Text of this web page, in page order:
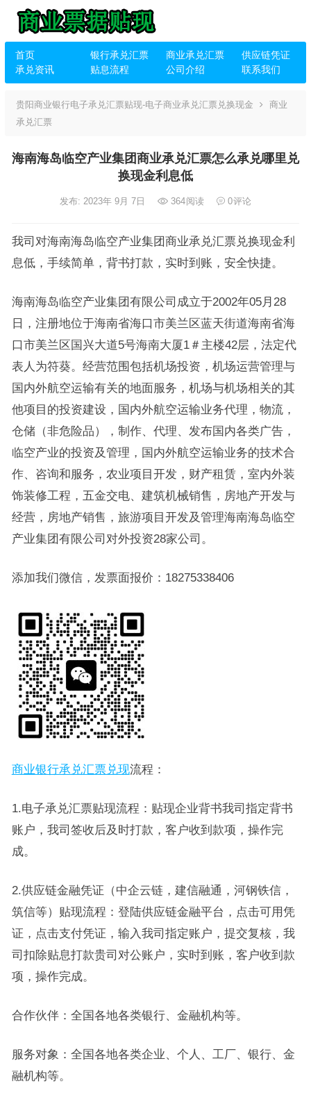
首页 银行承兑汇票 商业承兑汇票
供应链凭证
承兑资讯
贴息流程 公司介绍 联系我们
贵阳商业银行电子承兑汇票贴现-电子商业承兑汇票兑换现金
商业
承兑汇票
海南海岛临空产业集团商业承兑汇票怎么承兑哪里兑
换现金利息低
发布: 2023年 9月 7日 364阅读 0评论
我司对海南海岛临空产业集团商业承兑汇票兑换现金利
息低，手续简单，背书打款，实时到账，安全快捷。
海南海岛临空产业集团有限公司成立于2002年05月28
日，注册地位于海南省海口市美兰区蓝天街道海南省海
口市美兰区国兴大道5号海南大厦1＃主楼42层，法定代
表人为符葵。经营范围包括机场投资，机场运营管理与
国内外航空运输有关的地面服务，机场与机场相关的其
他项目的投资建设，国内外航空运输业务代理，物流，
仓储（非危险品），制作、代理、发布国内各类广告，
临空产业的投资及管理，国内外航空运输业务的技术合
作、咨询和服务，农业项目开发，财产租赁，室内外装
饰装修工程，五金交电、建筑机械销售，房地产开发与
经营，房地产销售，旅游项目开发及管理海南海岛临空
产业集团有限公司对外投资28家公司。
添加我们微信，发票面报价：18275338406
商业银行承兑汇票兑现流程：
1.电子承兑汇票贴现流程：贴现企业背书我司指定背书
账户，我司签收后及时打款，客户收到款项，操作完
成。
2.供应链金融凭证（中企云链，建信融通，河钢铁信，
筑信等）贴现流程：登陆供应链金融平台，点击可用凭
证，点击支付凭证，输入我司指定账户，提交复核，我
司扣除贴息打款贵司对公账户，实时到账，客户收到款
项，操作完成。
合作伙伴：全国各地各类银行、金融机构等。
服务对象：全国各地各类企业、个人、工厂、银行、金
融机构等。